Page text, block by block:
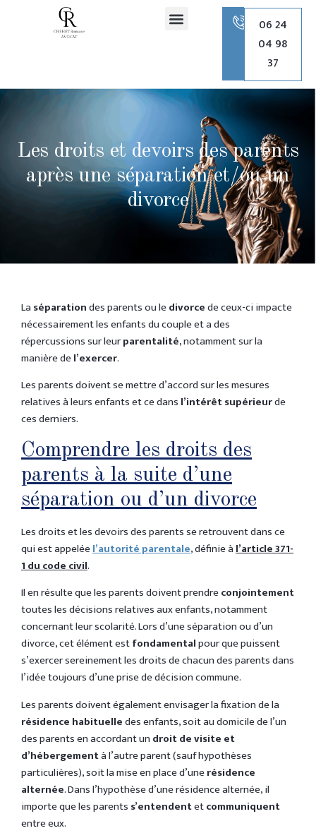
06 24
04 98
37
Les droits et devoirs des parents
après une séparation et/ou un
divorce
La séparationdes parents ou ledivorcede ceux-ci impacte
nécessairement les enfants du couple et a des
répercussions sur leurparentalité, notamment sur la
manière del’exercer.
Les parents doivent se mettre d’accord sur les mesures
relatives à leurs enfants et ce dans l’intérêt supérieurde
ces derniers.
Comprendre les droits des
parents à la suite d’une
séparation ou d’un divorce
Les droits et les devoirs des parents se retrouvent dans ce
qui est appeléel’autorité parentale, définie àl’article 371-
1 du code civil.
Il en résulte que les parents doivent prendreconjointement
toutes les décisions relatives aux enfants, notamment
concernant leur scolarité. Lors d’une séparation ou d’un
divorce, cet élément estfondamentalpour que puissent
s’exercer sereinement les droits de chacun des parents dans
l’idée toujours d’une prise de décision commune.
Les parents doivent également envisager la fixation de la
résidence habituelledes enfants, soit au domicile de l’un
des parents en accordant un droit de visite et
d’hébergementà l’autre parent (sauf hypothèses
particulières), soit la mise en place d’unerésidence
alternée. Dans l’hypothèse d’une résidence alternée, il
importe que les parents s’entendentetcommuniquent
entre eux.